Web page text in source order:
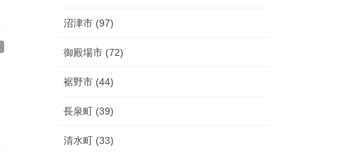
沼津市 (97)
御殿場市 (72)
裾野市 (44)
長泉町 (39)
清水町 (33)